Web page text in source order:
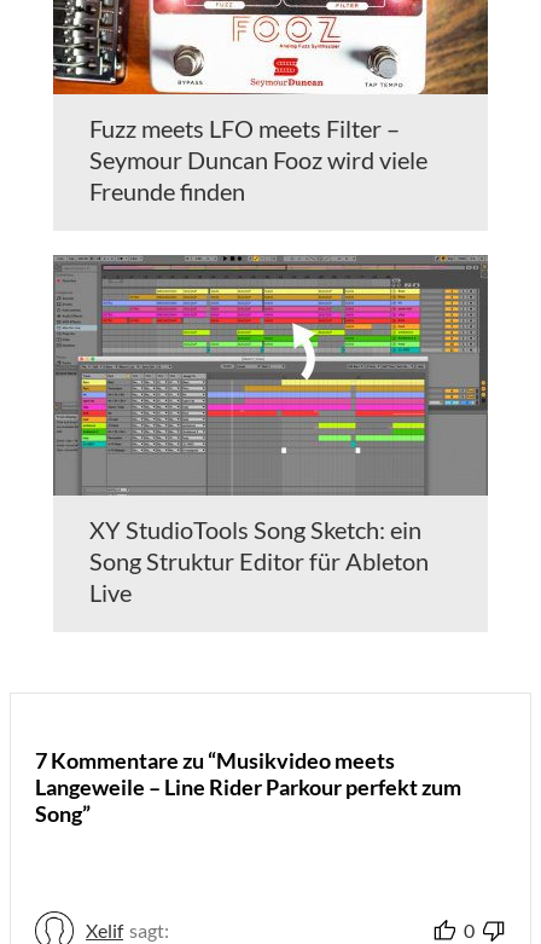
Fuzz meets LFO meets Filter –
Seymour Duncan Fooz wird viele
Freunde finden
XY StudioTools Song Sketch: ein
Song Struktur Editor für Ableton
Live
7 Kommentare zu “Musikvideo meets
Langeweile – Line Rider Parkour perfekt zum
Song”
Xelif sagt: 0